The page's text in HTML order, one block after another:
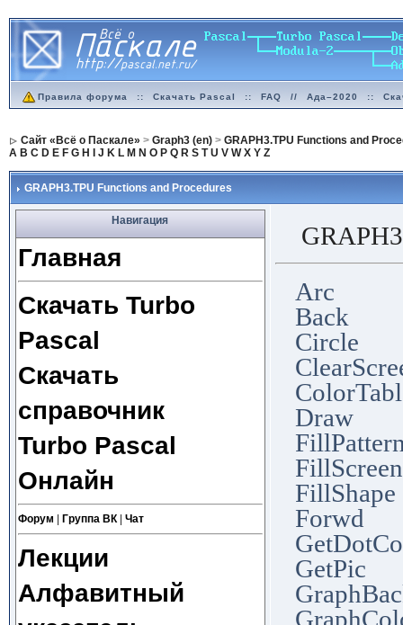
Правила форума :: Скачать Pascal :: FAQ // Ада–2020 ::
Сайт «Всё о Паскале» > Graph3 (en)> GRAPH3.TPU Functions and
A B C D E F G H J K L M N O P Q R S T U V W X Y Z
GRAPH3.TPU Functions and Procedures
Навигация
Главная
Скачать Turbo
Pascal
Скачать
справочник
Turbo Pascal
Онлайн
Форум Группа ВК| Чат
Лекции
Алфавитный
Arc
Back
Circle
Draw
FillScreen
FillShape
Forwd
GetPic